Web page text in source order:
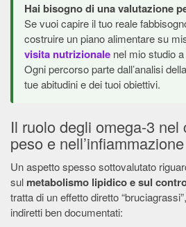
Hai bisogno di una valutazione
Se vuoi capire il tuo reale
costruire un piano alimentare su
visita nutrizionale nel mio studio
Ogni percorso parte dall’analisi
tue abitudini e dei tuoi obiettivi.
Il ruolo degli omega-3 nel
peso e
Un aspetto spesso sottovalutato
sul metabolismo lipidico e sul
tratta di un effetto diretto
indiretti ben documentati: